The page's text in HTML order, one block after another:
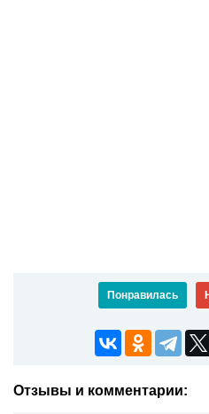
Понравилась
Отзывы и комментарии: